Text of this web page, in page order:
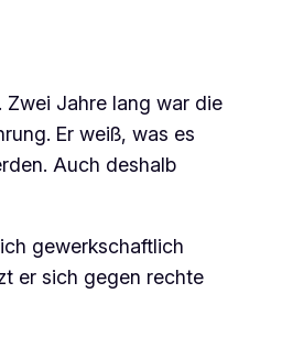
Zwei Jahre lang war die
Er weiß, was es
Auch deshalb
gewerkschaftlich
er sich gegen rechte